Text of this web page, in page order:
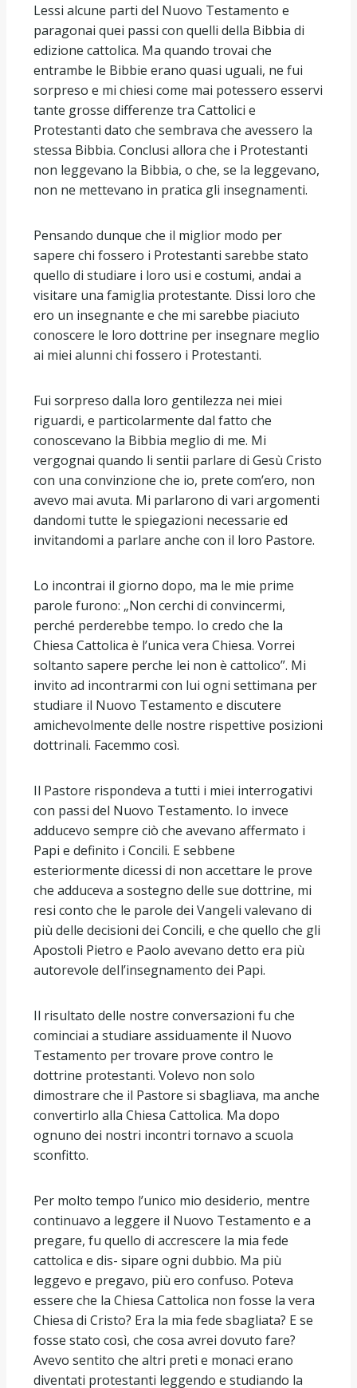
Lessi alcune parti del Nuovo Testamento e
paragonai quei passi con quelli della Bibbia di
edizione cattolica. Ma quando trovai che
entrambe le Bibbie erano quasi uguali, ne fui
sorpreso e mi chiesi come mai potessero esservi
tante grosse differenze tra Cattolici e
Protestanti dato che sembrava che avessero la
stessa Bibbia. Conclusi allora che i Protestanti
non leggevano la Bibbia, o che, se la leggevano,
non ne mettevano in pratica gli insegnamenti.
Pensando dunque che il miglior modo per
sapere chi fossero i Protestanti sarebbe stato
quello di studiare i loro usi e costumi, andai a
visitare una famiglia protestante. Dissi loro che
ero un insegnante e che mi sarebbe piaciuto
conoscere le loro dottrine per insegnare meglio
ai miei alunni chi fossero i Protestanti.
Fui sorpreso dalla loro gentilezza nei miei
riguardi, e particolarmente dal fatto che
conoscevano la Bibbia meglio di me. Mi
vergognai quando li sentii parlare di Gesù Cristo
con una convinzione che io, prete com’ero, non
avevo mai avuta. Mi parlarono di vari argomenti
dandomi tutte le spiegazioni necessarie ed
invitandomi a parlare anche con il loro Pastore.
Lo incontrai il giorno dopo, ma le mie prime
parole furono: „Non cerchi di convincermi,
perché perderebbe tempo. Io credo che la
Chiesa Cattolica è l’unica vera Chiesa. Vorrei
soltanto sapere perche lei non è cattolico”. Mi
invito ad incontrarmi con lui ogni settimana per
studiare il Nuovo Testamento e discutere
amichevolmente delle nostre rispettive posizioni
dottrinali. Facemmo così.
Il Pastore rispondeva a tutti i miei interrogativi
con passi del Nuovo Testamento. Io invece
adducevo sempre ciò che avevano affermato i
Papi e definito i Concili. E sebbene
esteriormente dicessi di non accettare le prove
che adduceva a sostegno delle sue dottrine, mi
resi conto che le parole dei Vangeli valevano di
più delle decisioni dei Concili, e che quello che gli
Apostoli Pietro e Paolo avevano detto era più
autorevole deIl’insegnamento dei Papi.
Il risultato delle nostre conversazioni fu che
cominciai a studiare assiduamente il Nuovo
Testamento per trovare prove contro le
dottrine protestanti. Volevo non solo
dimostrare che il Pastore si sbagliava, ma anche
convertirlo alla Chiesa Cattolica. Ma dopo
ognuno dei nostri incontri tornavo a scuola
sconfitto.
Per molto tempo l’unico mio desiderio, mentre
continuavo a leggere il Nuovo Testamento e a
pregare, fu quello di accrescere la mia fede
cattolica e dis- sipare ogni dubbio. Ma più
leggevo e pregavo, più ero confuso. Poteva
essere che la Chiesa Cattolica non fosse la vera
Chiesa di Cristo? Era la mia fede sbagliata? E se
fosse stato così, che cosa avrei dovuto fare?
Avevo sentito che altri preti e monaci erano
diventati protestanti leggendo e studiando la